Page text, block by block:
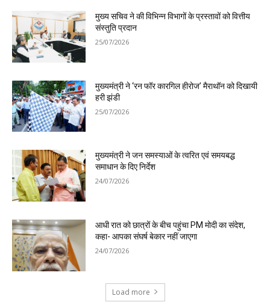
मुख्य सचिव ने की विभिन्न विभागों के प्रस्तावों को वित्तीय
संस्तुति प्रदान
25/07/2026
मुख्यमंत्री ने ‘रन फॉर कारगिल हीरोज’ मैराथॉन को दिखायी
हरी झंडी
25/07/2026
मुख्यमंत्री ने जन समस्याओं के त्वरित एवं समयबद्ध
समाधान के दिए निर्देश
24/07/2026
आधी रात को छात्रों के बीच पहुंचा PM मोदी का संदेश,
कहा- आपका संघर्ष बेकार नहीं जाएगा
24/07/2026
Load more